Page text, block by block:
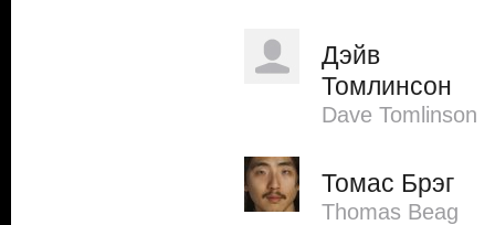
Дэйв
Томлинсон
Dave Tomlinson
Томас Брэг
Thomas Beag